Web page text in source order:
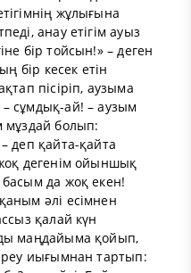
жұлығына
анау етігім ауыз
бір тойсын!» – деген
бір кесек етін
пісіріп, аузыма
сұмдық-ай! – аузым
мұздай болып:
деп қайта-қайта
дегенім ойыншық
да жоқ екен!
әлі есімнен
қалай күн
маңдайыма қойып,
иығымнан тартып: